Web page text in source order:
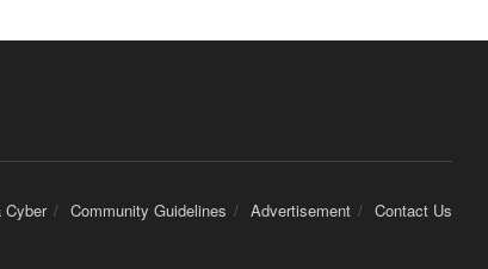
Cyber Community Guidelines Advertisement Contact Us